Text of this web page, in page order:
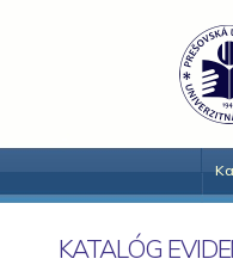
KATALÓG